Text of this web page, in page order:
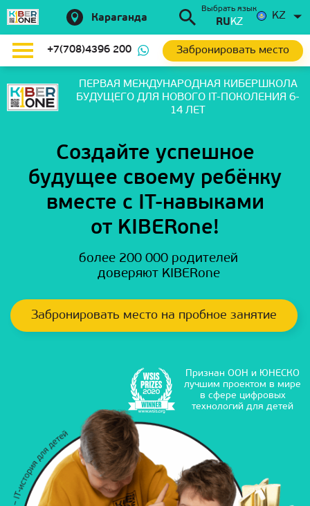
Караганда
Выбрать язык
RUKZ
KZ
+7(708)4396 200 Забронировать место
ПЕРВАЯ МЕЖДУНАРОДНАЯ КИБЕРШКОЛА
БУДУЩЕГОДЛЯ НОВОГО IT-ПОКОЛЕНИЯ 6-
14 ЛЕТ
Создайте успешное
будущее своему ребёнку
вместе с IT-навыками
от KIBERone!
более 200 000 родителей
доверяют KIBERone
Забронировать место на пробное занятие
Признан ООН и ЮНЕСКО
лучшим проектом в мире
в сфере цифровых
технологий для детей